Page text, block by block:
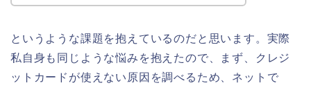
というような課題を抱えているのだと思います。実際
私自身も同じような悩みを抱えたので、まず、クレジ
ットカードが使えない原因を調べるため、ネットで